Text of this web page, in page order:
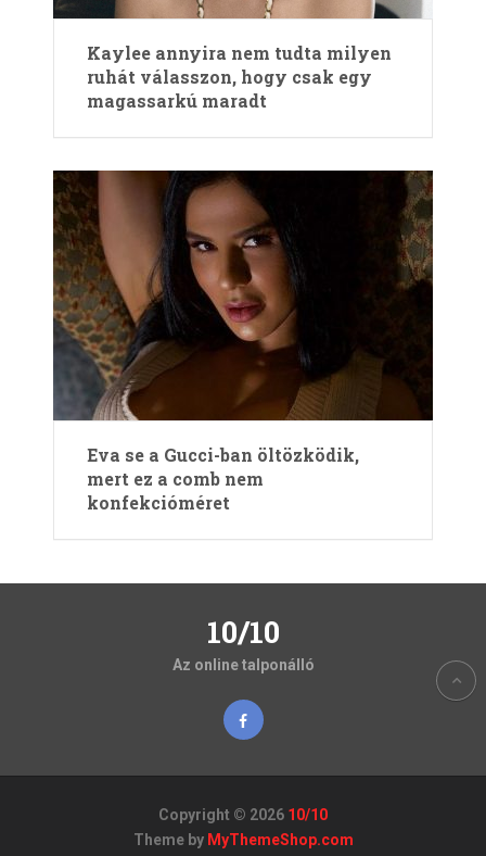
Kaylee annyira nem tudta milyen
ruhát válasszon, hogy csak egy
magassarkú maradt
Eva se a Gucci-ban öltözködik,
mert ez a comb nem
konfekcióméret
10/10
Az online talponálló
Copyright © 2026 10/10
Theme by MyThemeShop.com